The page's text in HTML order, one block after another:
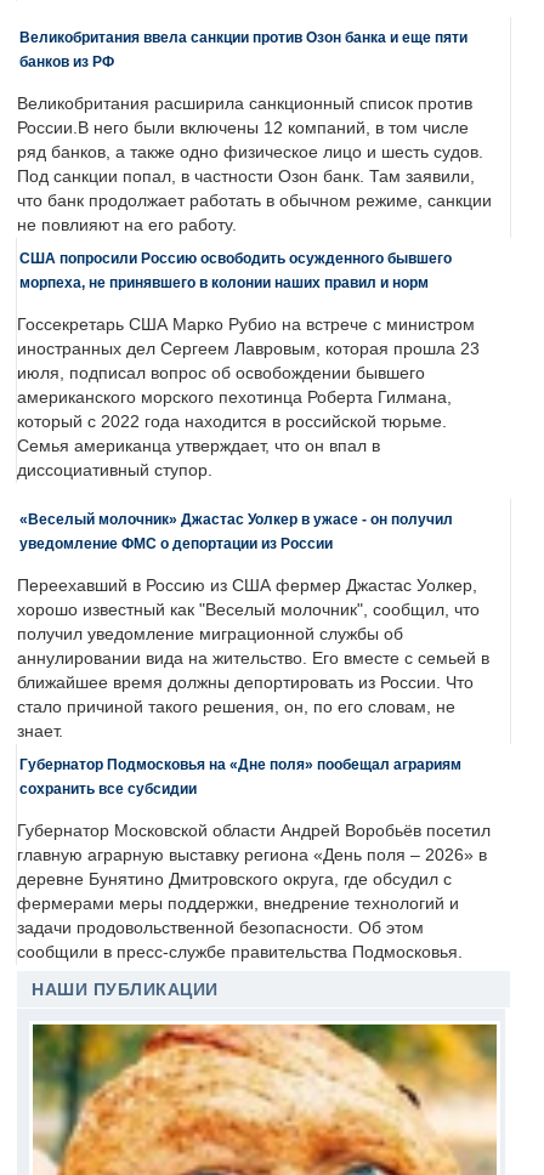
Великобритания ввела санкции против Озон банка и еще пяти
банков из РФ
Великобритания расширила санкционный список против
России.В него были включены 12 компаний, в том числе
ряд банков, а также одно физическое лицо и шесть судов.
Под санкции попал, в частности Озон банк. Там заявили,
что банк продолжает работать в обычном режиме, санкции
не повлияют на его работу.
США попросили Россию освободить осужденного бывшего
морпеха, не принявшего в колонии наших правил и норм
Госсекретарь США Марко Рубио на встрече с министром
иностранных дел Сергеем Лавровым, которая прошла 23
июля, подписал вопрос об освобождении бывшего
американского морского пехотинца Роберта Гилмана,
который с 2022 года находится в российской тюрьме.
Семья американца утверждает, что он впал в
диссоциативный ступор.
«Веселый молочник» Джастас Уолкер в ужасе - он получил
уведомление ФМС о депортации из России
Переехавший в Россию из США фермер Джастас Уолкер,
хорошо известный как "Веселый молочник", сообщил, что
получил уведомление миграционной службы об
аннулировании вида на жительство. Его вместе с семьей в
ближайшее время должны депортировать из России. Что
стало причиной такого решения, он, по его словам, не
знает.
Губернатор Подмосковья на «Дне поля» пообещал аграриям
сохранить все субсидии
Губернатор Московской области Андрей Воробьёв посетил
главную аграрную выставку региона «День поля – 2026» в
деревне Бунятино Дмитровского округа, где обсудил с
фермерами меры поддержки, внедрение технологий и
задачи продовольственной безопасности. Об этом
сообщили в пресс-службе правительства Подмосковья.
НАШИ ПУБЛИКАЦИИ